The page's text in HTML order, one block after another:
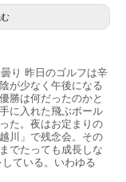
り 昨日のゴルフは辛
が少なく午後になる
勝は何だったのかと
に入れた飛ぶボール
た。夜はお定まりの
川」で残念会。その
でたっても成長しな
ている。いわゆる